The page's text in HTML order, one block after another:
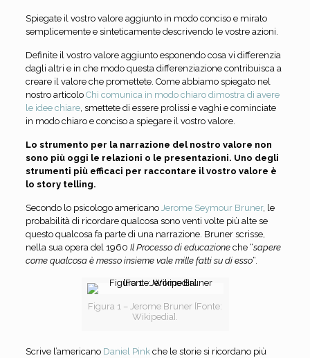
Spiegate il vostro valore aggiunto in modo conciso e mirato
semplicemente e sinteticamente descrivendo le vostre azioni.
Definite il vostro valore aggiunto esponendo cosa vi differenzia
dagli altri e in che modo questa differenziazione contribuisca a
creare il valore che promettete. Come abbiamo spiegato nel
nostro articolo Chi comunica in modo chiaro dimostra di avere
le idee chiare, smettete di essere prolissi e vaghi e cominciate
in modo chiaro e conciso a spiegare il vostro valore.
Lo strumento per la narrazione del nostro valore non
sono più oggi le relazioni o le presentazioni. Uno degli
strumenti più efficaci per raccontare il vostro valore è
lo story telling.
Secondo lo psicologo americano Jerome Seymour Bruner, le
probabilità di ricordare qualcosa sono venti volte più alte se
questo qualcosa fa parte di una narrazione. Bruner scrisse,
nella sua opera del 1960 Il Processo di educazioneche “sapere
come qualcosa è messo insieme vale mille fatti su di esso“.
Figura 1 – Jerome Bruner [Fonte:
Wikipedia].
Scrive l’americano Daniel Pinkche le storie si ricordano più